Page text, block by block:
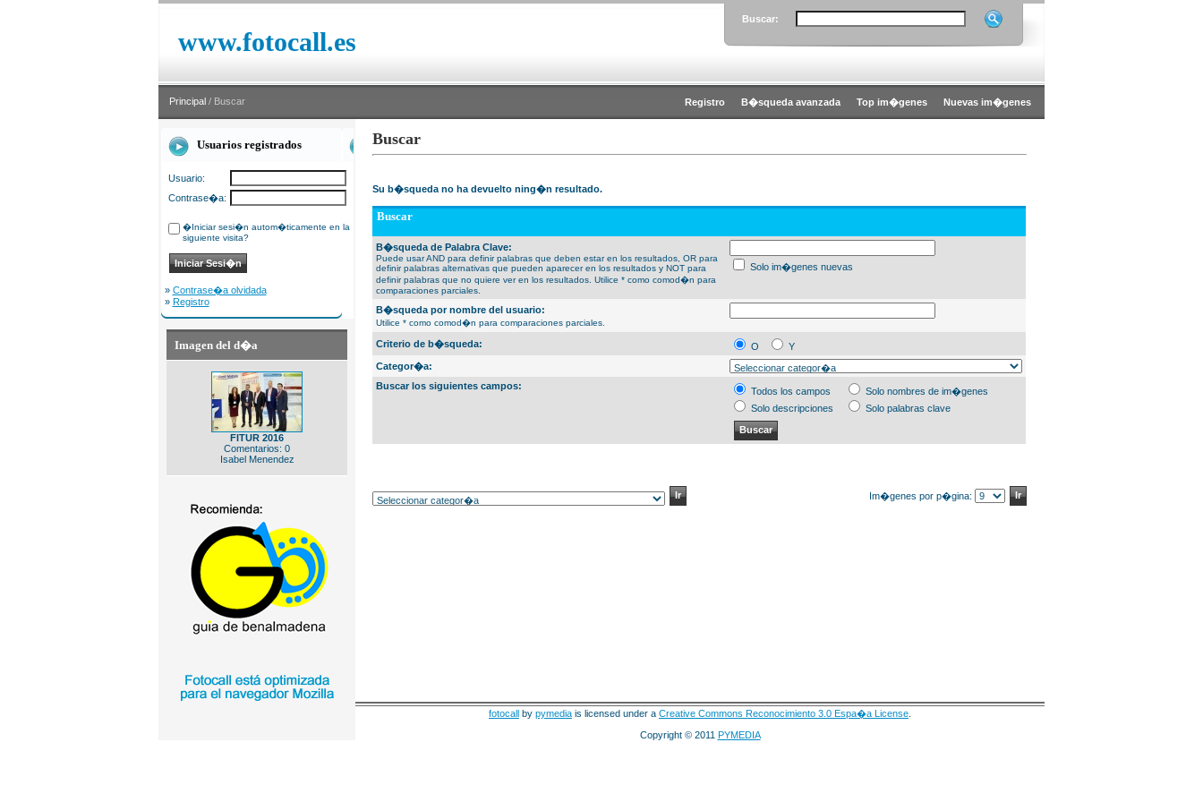
www.fotocall.es
Buscar:
Principal / Buscar Registro B�squeda avanzada Top im�genes Nuevas im�genes
Usuarios registrados
Usuario:
Contrase�a:
�Iniciar sesi�n autom�ticamente en la
siguiente visita?
» Contrase�a olvidada
» Registro
Imagen del d�a
FITUR 2016
Comentarios: 0
Isabel Menendez
Buscar
Su b�squeda no ha devuelto ning�n resultado.
Buscar
B�squeda de Palabra Clave:
Puede usar AND para definir palabras que deben estar en los resultados, OR para
definir palabras alternativas que pueden aparecer en los resultados y NOT para
definir palabras que no quiere ver en los resultados. Utilice * como comod�n para
comparaciones parciales.
Solo im�genes nuevas
B�squeda por nombre del usuario:
Utilice * como comod�n para comparaciones parciales.
Criterio de b�squeda: O
Y
Categor�a:
Buscar los siguientes campos:
Todos los campos
Solo nombres de im�genes
Solo descripciones
Solo palabras clave
Im�genes por p�gina:
fotocall by pymedia is licensed under a Creative Commons Reconocimiento 3.0 Espa�a License
Copyright © 2011 PYMEDIA